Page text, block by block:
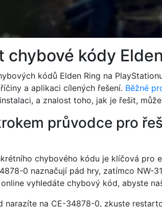
chybové kódy
kódů Elden Ring na
a aplikaci cílených řešení. Běžné
a znalost toho, jak je řešit,
průvodce pro
chybového kódu je klíčová pro
0 naznačují pád hry, zatímco NW-
vyhledáte chybový kód, abyste
narazíte na CE-34878-0, zkuste